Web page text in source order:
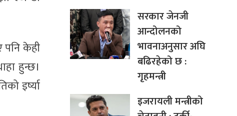
पनि केही
हुन्छ।
इर्ष्या
सरकार जेनजी
आन्दोलनको
भावनाअनुसार अघि
बढिरहेको छ :
गृहमन्त्री
इजरायली मन्त्रीको